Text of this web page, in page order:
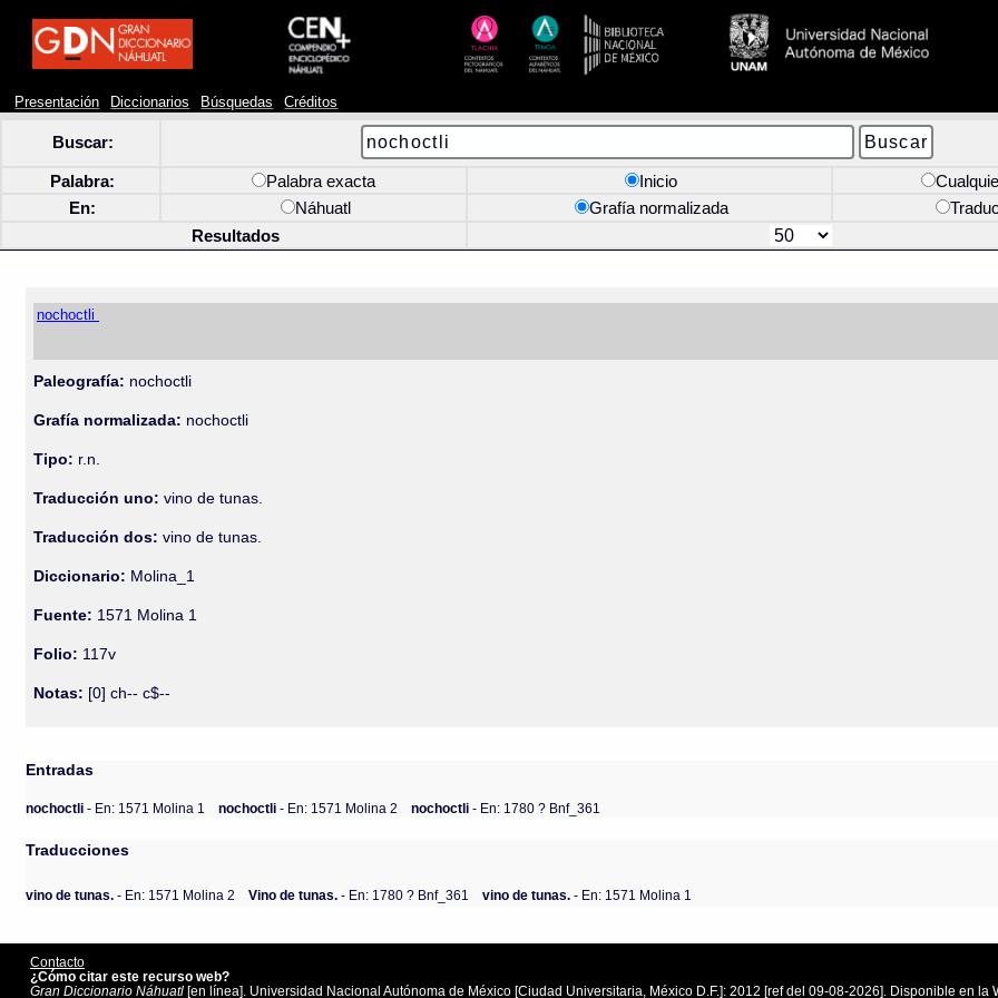
Presentación Diccionarios Búsquedas Créditos
Buscar:
Palabra: Palabra exacta Inicio
En:
Náhuatl Grafía normalizada
Resultados
nochoctli
Paleografía: nochoctli
Grafía normalizada: nochoctli
Tipo: r.n.
Traducción uno: vino de tunas.
Traducción dos: vino de tunas.
Diccionario: Molina_1
Fuente: 1571 Molina 1
Folio: 117v
Notas: [0] ch-- c$--
Entradas
nochoctli- En: 1571 Molina 1 nochoctli- En: 1571 Molina 2 nochoctli- En: 1780 ? Bnf_361
Traducciones
vino de tunas. - En: 1571 Molina 2 Vino de tunas. - En: 1780 ? Bnf_361 vino de tunas. - En: 1571 Molina 1
Contacto
¿Cómo citar este recurso web?
Gran Diccionario Náhuatl[en línea]. Universidad Nacional Autónoma de México [Ciudad Universitaria, México D.F.]: 2012 [ref del 09-08-2026]. Disponible en la